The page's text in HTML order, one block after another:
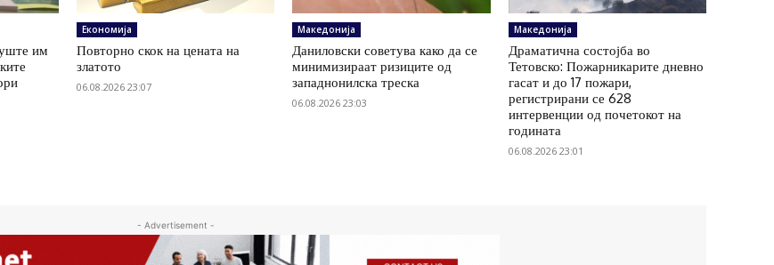
им
Економија
Повторно скок на цената на
златото
06.08.2026 23:07
Македонија
Даниловски советува како да се
минимизираат ризиците од
западнонилска треска
06.08.2026 23:03
Македонија
Драматична состојба во
Тетовско: Пожарникарите дневно
гасат и до 17 пожари,
регистрирани се 628
интервенции од почетокот на
годината
06.08.2026 23:01
- Advertisement -